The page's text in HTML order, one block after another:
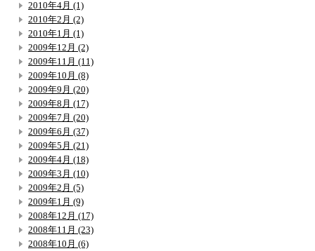
2010年4月 (1)
2010年2月 (2)
2010年1月 (1)
2009年12月 (2)
2009年11月 (11)
2009年10月 (8)
2009年9月 (20)
2009年8月 (17)
2009年7月 (20)
2009年6月 (37)
2009年5月 (21)
2009年4月 (18)
2009年3月 (10)
2009年2月 (5)
2009年1月 (9)
2008年12月 (17)
2008年11月 (23)
2008年10月 (6)